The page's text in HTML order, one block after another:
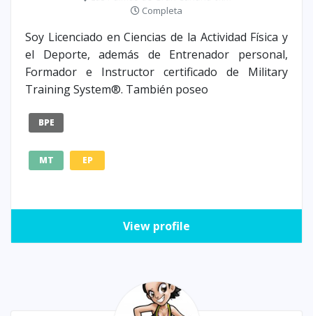
Completa
Soy Licenciado en Ciencias de la Actividad Física y
el Deporte, además de Entrenador personal,
Formador e Instructor certificado de Military
Training System®. También poseo
BPE
MT EP
View profile